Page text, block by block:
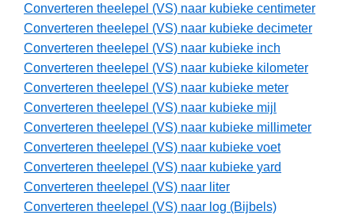
Converteren theelepel (VS) naar kubieke centimeter
Converteren theelepel (VS) naar kubieke decimeter
Converteren theelepel (VS) naar kubieke inch
Converteren theelepel (VS) naar kubieke kilometer
Converteren theelepel (VS) naar kubieke meter
Converteren theelepel (VS) naar kubieke mijl
Converteren theelepel (VS) naar kubieke millimeter
Converteren theelepel (VS) naar kubieke voet
Converteren theelepel (VS) naar kubieke yard
Converteren theelepel (VS) naar liter
Converteren theelepel (VS) naar log (Bijbels)